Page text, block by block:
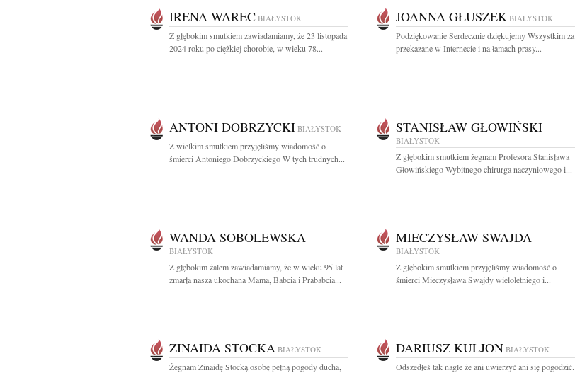
IRENA WAREC BIAŁYSTOK
Z głębokim smutkiem zawiadamiamy, że 23 listopada
2024 roku po ciężkiej chorobie, w wieku 78...
JOANNA GŁUSZEK BIAŁYSTOK
Podziękowanie Serdecznie dziękujemy Wszystkim za
przekazane w Internecie i na łamach prasy...
ANTONI DOBRZYCKI BIAŁYSTOK
Z wielkim smutkiem przyjęliśmy wiadomość o
śmierci Antoniego Dobrzyckiego W tych trudnych...
STANISŁAW GŁOWIŃSKI
BIAŁYSTOK
Z głębokim smutkiem żegnam Profesora Stanisława
Głowińskiego Wybitnego chirurga naczyniowego i...
WANDA SOBOLEWSKA
BIAŁYSTOK
Z głębokim żalem zawiadamiamy, że w wieku 95 lat
zmarła nasza ukochana Mama, Babcia i Prababcia...
MIECZYSŁAW SWAJDA
BIAŁYSTOK
Z głębokim smutkiem przyjęliśmy wiadomość o
śmierci Mieczysława Swajdy wieloletniego i...
ZINAIDA STOCKA BIAŁYSTOK
Żegnam Zinaidę Stocką osobę pełną pogody ducha,
DARIUSZ KULJON BIAŁYSTOK
Odszedłeś tak nagle że ani uwierzyć ani się pogodzić.